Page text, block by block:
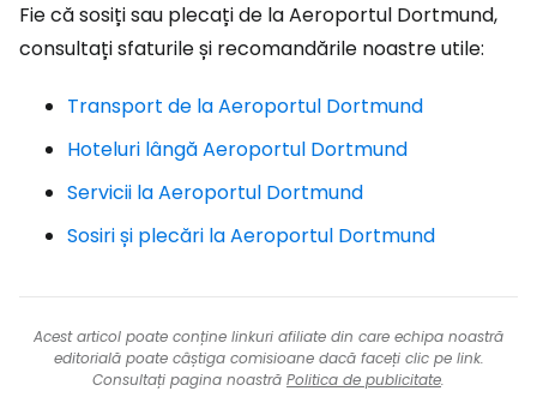
Fie că sosiți sau plecați de la Aeroportul Dortmund,
consultați sfaturile și recomandările noastre utile:
Transport de la Aeroportul Dortmund
Hoteluri lângă Aeroportul Dortmund
Servicii la Aeroportul Dortmund
Sosiri și plecări la Aeroportul Dortmund
Acest articol poate conține linkuri afiliate din care echipa noastră
editorială poate câștiga comisioane dacă faceți clic pe link.
Consultați pagina noastră Politica de publicitate.